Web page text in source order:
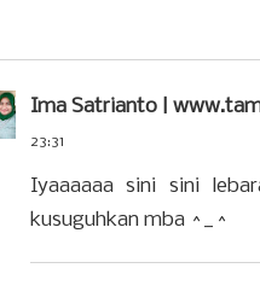
Ima Satrianto |
23:31
Iyaaaaaa sini sini
kusuguhkan mba ^_^